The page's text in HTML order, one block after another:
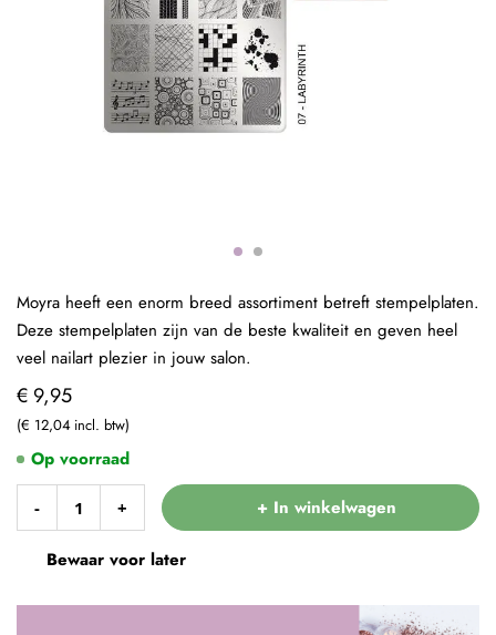
€ 9,95
€ 12,04
- + + In winkelwagen
Bewaar voor later
Op voorraad
Moyra heeft een enorm breed assortiment betreft stempelplaten.
Deze stempelplaten zijn van de beste kwaliteit en geven heel
veel nailart plezier in jouw salon.